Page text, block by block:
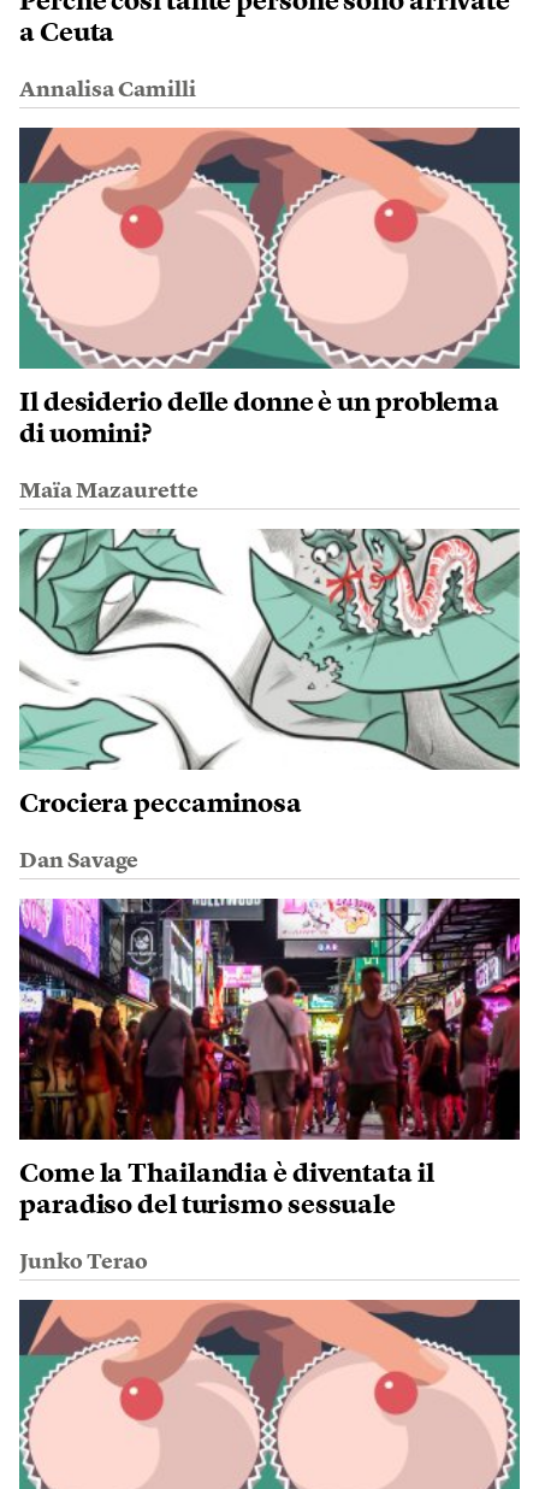
a Ceuta
Annalisa Camilli
Il desiderio delle donne è un problema
di uomini?
Maïa Mazaurette
Crociera peccaminosa
Dan Savage
Come la Thailandia è diventata il
paradiso del turismo sessuale
Junko Terao